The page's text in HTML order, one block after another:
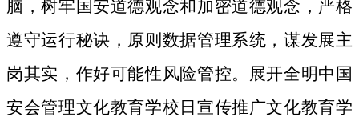
脑，树牢国安道德观念和加密道德观念，严格
遵守运行秘诀，原则数据管理系统，谋发展主
岗其实，作好可能性风险管控。展开全明中国
安会管理文化教育学校日宣传推广文化教育学